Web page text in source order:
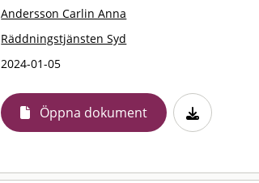
Andersson Carlin Anna
Räddningstjänsten Syd
2024-01-05
Öppna dokument